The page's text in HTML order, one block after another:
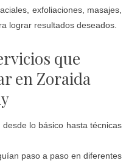
exfoliaciones, masajes,
lograr resultados deseados.
que
en Zoraida
lo básico hasta técnicas
paso a paso en diferentes